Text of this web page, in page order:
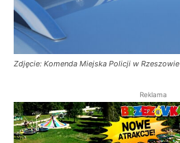
Zdjęcie: Komenda Miejska Policji w Rzeszowie
Reklama